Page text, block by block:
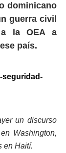
dominicano
guerra civil
la OEA a
país.
un discurso
Washington,
en Haití.